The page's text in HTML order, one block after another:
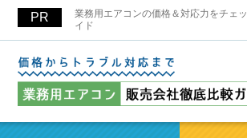
業務用エアコンの価格＆対応力をチェ
イド